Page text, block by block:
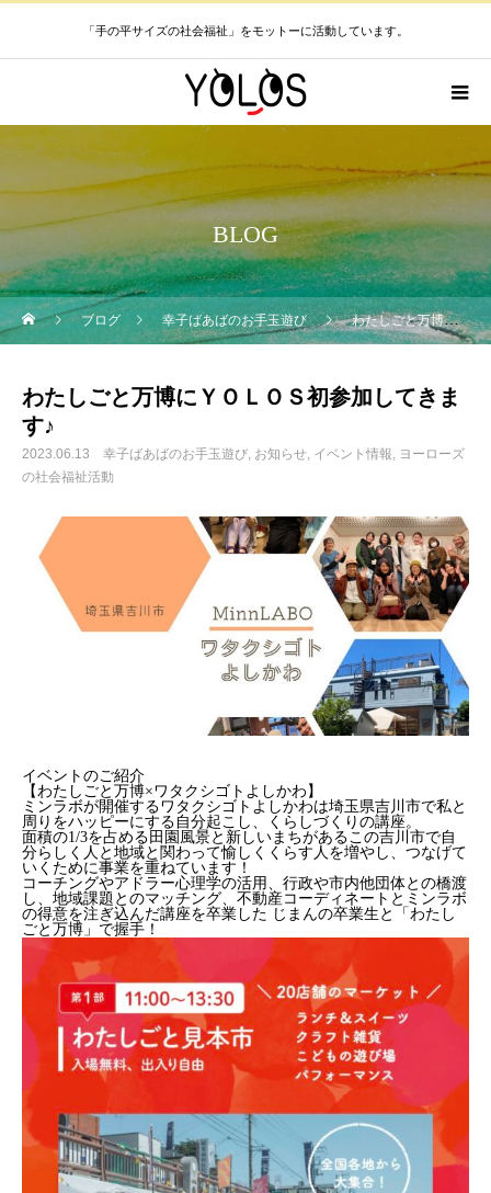
「手の平サイズの社会福祉」をモットーに活動しています。
BLOG
ブログ 幸子ばあばのお手玉遊び わたしごと万博にＹＯＬＯＳ初参加してきます♪
わたしごと万博にＹＯＬＯＳ初参加してきま
す♪
2023.06.13 幸子ばあばのお手玉遊び お知らせ イベント情報
ヨーローズ
の社会福祉活動
イベントのご紹介
【わたしごと万博×ワタクシゴトよしかわ】
ミンラボが開催するワタクシゴトよしかわは埼玉県吉川市で私と
周りをハッピーにする自分起こし、くらしづくりの講座。
面積の1/3を占める田園風景と新しいまちがあるこの吉川市で自
分らしく人と地域と関わって愉しくくらす人を増やし、つなげて
いくために事業を重ねています！
コーチングやアドラー心理学の活用、行政や市内他団体との橋渡
し、地域課題とのマッチング、不動産コーディネートとミンラボ
の得意を注ぎ込んだ講座を卒業した じまんの卒業生と「わたし
ごと万博」で握手！